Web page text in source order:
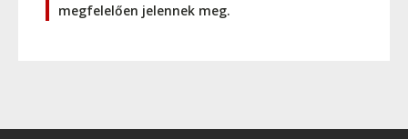
megfelelően jelennek meg.